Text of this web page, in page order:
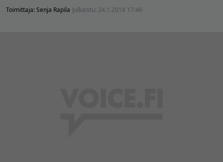
Toimittaja:Senja Rapila Julkaistu: 24.1.2018 17:46